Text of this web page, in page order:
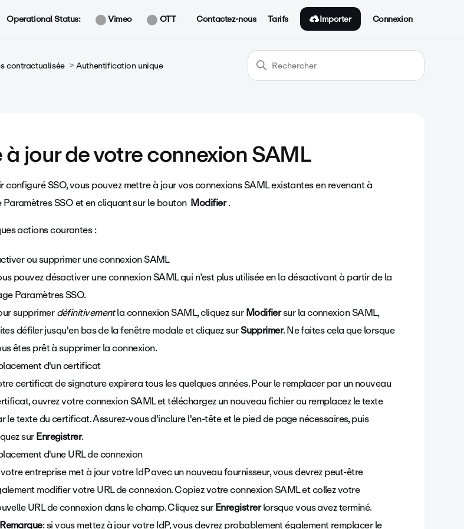
Operational Status: Vimeo OTT Contactez-nous Tarifs Importer Connexion
contractualisée Authentification unique
à jour de votre connexion SAML
configuré SSO, vous pouvez mettre à jour vos connexions SAML existantes en revenant à
SSO et en cliquant sur le bouton Modifier.
actions courantes :
ou supprimer une connexion SAML
pouvez désactiver une connexion SAML qui n’est plus utilisée en la désactivant à partir de la
Paramètres SSO.
supprimerdéfinitivementla connexion SAML, cliquez surModifiersur la connexion SAML,
défiler jusqu'en bas de la fenêtre modale et cliquez surSupprimer. Ne faites cela que lorsque
êtes prêt à supprimer la connexion.
d'un certificat
certificat de signature expirera tous les quelques années. Pour le remplacer par un nouveau
ouvrez votre connexion SAML et téléchargez un nouveau fichier ou remplacez le texte
le texte du certificat. Assurez-vous d'inclure l'en-tête et le pied de page nécessaires, puis
surEnregistrer.
d'une URL de connexion
entreprise met à jour votre IdP avec un nouveau fournisseur, vous devrez peut-être
modifier votre URL de connexion. Copiez votre connexion SAML et collez votre
URL de connexion dans le champ. Cliquez surEnregistrerlorsque vous avez terminé.
Remarque: si vous mettez à jour votre IdP, vous devrez probablement également remplacer le